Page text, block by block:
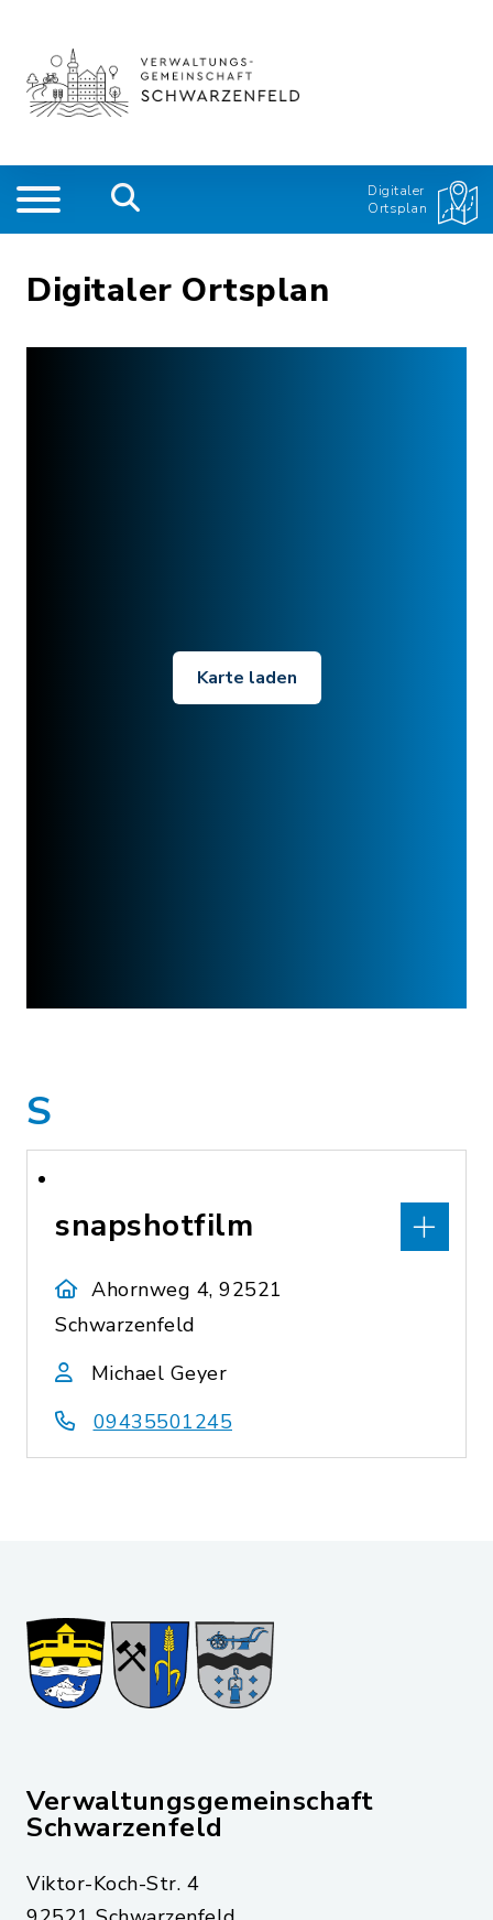
Digitaler
Ortsplan
Digitaler Ortsplan
Karte laden
S
snapshotfilm
Ahornweg 4, 92521
Schwarzenfeld
Michael Geyer
09435501245
Verwaltungsgemeinschaft
Schwarzenfeld
Viktor-Koch-Str. 4